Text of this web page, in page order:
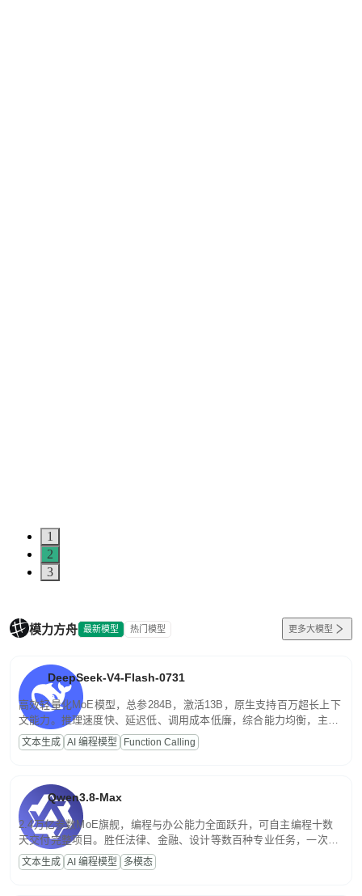
1
2
3
模力方舟 最新模型 热门模型 更多大模型
DeepSeek-V4-Flash-0731
高效轻量化MoE模型，总参284B，激活13B，原生支持百万超长上下
文能力。推理速度快、延迟低、调用成本低廉，综合能力均衡，主打
高并发、轻量化任务，适合日常对话、内容创作、基础 RAG、批量
文案处理等普惠刚需场景。
文本生成 AI 编程模型 Function Calling
Qwen3.8-Max
2.4万亿参数MoE旗舰，编程与办公能力全面跃升，可自主编程十数
天交付完整项目。胜任法律、金融、设计等数百种专业任务，一次对
话端到端交付生产级成果。原生视觉理解贯穿规划、执行与验证全流
程，支持超长文档与长视频的深度语义解析。长程任务中自主规划与
文本生成 AI 编程模型 多模态